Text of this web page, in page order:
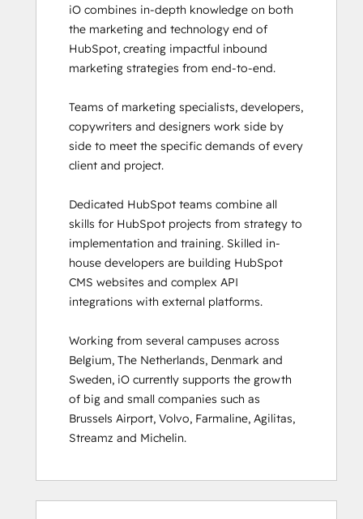
HubSpot Content Hub Software
HubSpot Email Marketing Software
Certification
HubSpot Implementation for Partners
Certification
HubSpot Marketing Software
HubSpot Reporting
HubSpot Sales Hub Software
HubSpot Solutions Partner
HubSpot Trainer Certification
Inbound
Inbound Marketing
Inbound Marketing Optimization
Inbound Sales
Marketing Hub Demo
Objectives-Based Onboarding
Platform Consulting
Revenue Operations
Sales Enablement
Sales Management Training: Strategies
Sales Team
Salesforce Integration Certification
iO combines in-depth knowledge on both
the marketing and technology end of
HubSpot, creating impactful inbound
marketing strategies from end-to-end.
Teams of marketing specialists, developers,
copywriters and designers work side by
side to meet the specific demands of every
client and project.
Dedicated HubSpot teams combine all
skills for HubSpot projects from strategy to
implementation and training. Skilled in-
house developers are building HubSpot
CMS websites and complex API
integrations with external platforms.
Working from several campuses across
Belgium, The Netherlands, Denmark and
Sweden, iO currently supports the growth
of big and small companies such as
Brussels Airport, Volvo, Farmaline, Agilitas,
Streamz and Michelin.